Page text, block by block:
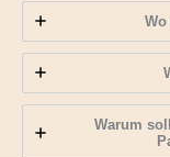
Warum